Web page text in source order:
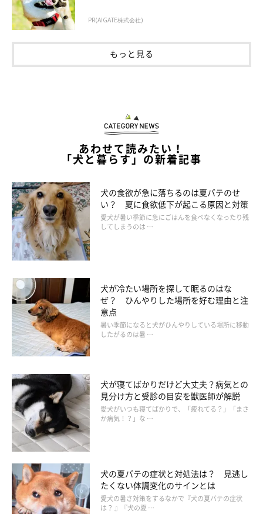
PR(AIGATE株式会社)
もっと見る
あわせて読みたい！
「犬と暮らす」の新着記事
犬の食欲が急に落ちるのは夏バテのせ
い？ 夏に食欲低下が起こる原因と対策
愛犬が暑い季節に急にごはんを食べなくなったり残
してしまうのは …
犬が冷たい場所を探して眠るのはな
ぜ？ ひんやりした場所を好む理由と注
意点
暑い季節になると犬がひんやりしている場所に移動
したがるのは暑 …
犬が寝てばかりだけど大丈夫？病気との
見分け方と受診の目安を獣医師が解説
愛犬がいつも寝てばかりで、「疲れてる？」「まさ
か病気！？」な …
犬の夏バテの症状と対処法は？ 見逃し
たくない体調変化のサインとは
愛犬の暑さ対策をするなかで『犬の夏バテの症状
は？ 』『犬の夏 …